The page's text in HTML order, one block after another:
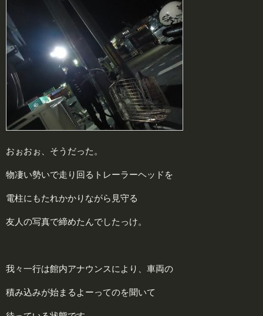
おぉおぉ、そうだった。
物凄い勢いで走り回るトレーラーヘッドを
電柱にもたれかかりながら見守る
友人の写真で締めたんでしたっけ。
我々一行は館内アナウンスにより、車両の
積み込みが始まるよーってのを聞いて